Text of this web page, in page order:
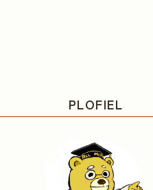
PLOFIEL